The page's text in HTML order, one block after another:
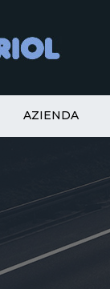
AZIENDA